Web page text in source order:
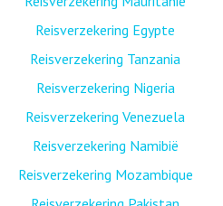
Reisverzekering Egypte
Reisverzekering Tanzania
Reisverzekering Nigeria
Reisverzekering Venezuela
Reisverzekering Namibië
Reisverzekering Mozambique